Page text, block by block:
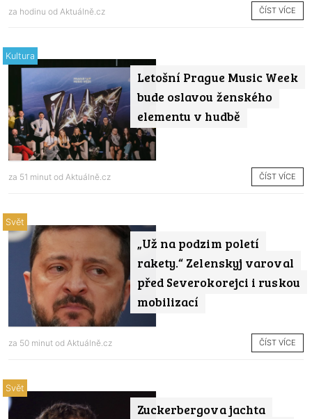
za hodinu od Aktuálně.cz ČÍST VÍCE
Letošní Prague Music Week
bude oslavou ženského
elementu v hudbě
Kultura
za 51 minut od Aktuálně.cz ČÍST VÍCE
„Už na podzim poletí
rakety.“ Zelenskyj varoval
před Severokorejci i ruskou
mobilizací
Svět
za 50 minut od Aktuálně.cz ČÍST VÍCE
Zuckerbergova jachta
Svět